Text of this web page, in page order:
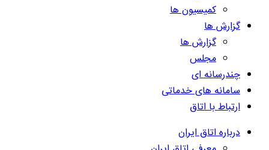
کمیسیون ها
گزارش ها
گزارش ها
مجلس
چندرسانه ای
سامانه های خدماتی
ارتباط با اتاق
درباره اتاق ایران